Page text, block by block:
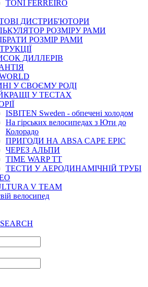
TONI FERREIRO
ДИСТРИБ'ЮТОРИ
РОЗМIРУ РАМИ
РОЗМІР РАМИ
ДИЛЛЕРІВ
У СВОЄМУ РОДI
У ТЕСТАХ
ISBITEN Sweden - обпечені холодом
На гірських велосипедах з Юти до
Колорадо
ПРИГОДИ НА ABSA CAPE EPIC
ЧЕРЕЗ АЛЬПИ
TIME WARP TT
ТЕСТИ У АЕРОДИНАМІЧНІЙ ТРУБІ
V TEAM
велосипед